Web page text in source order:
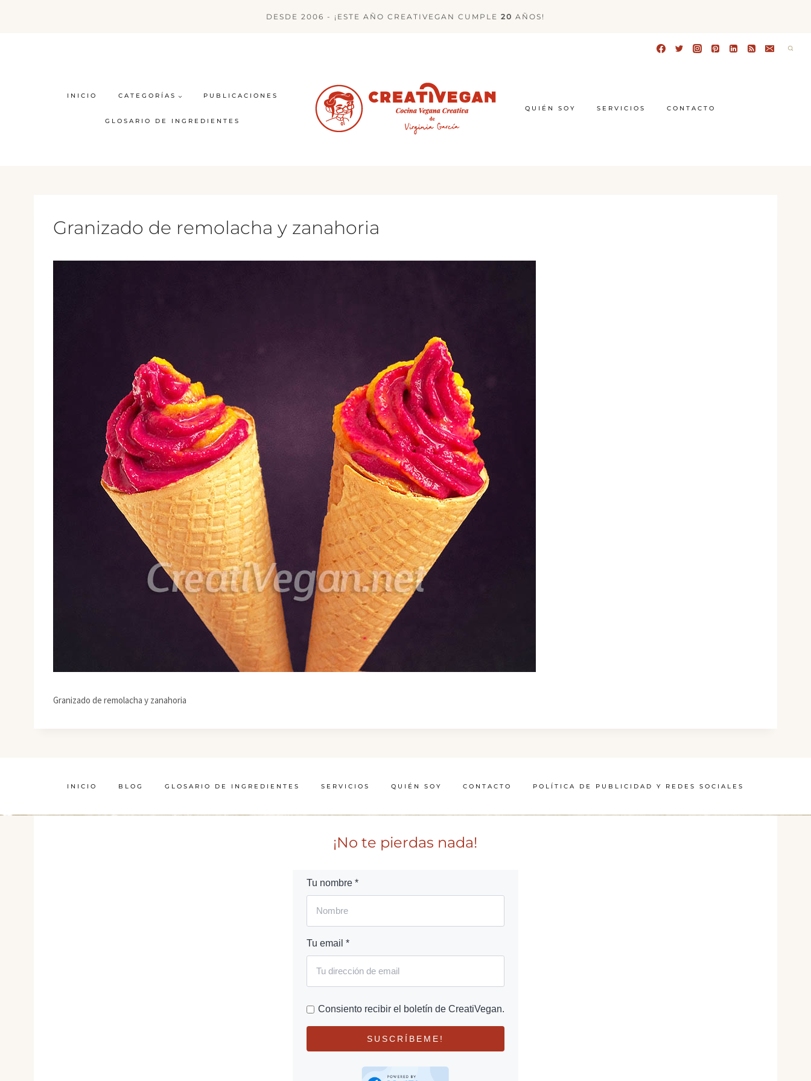
DESDE 2006 - ¡ESTE AÑO CREATIVEGAN CUMPLE 20 AÑOS!
INICIO CATEGORÍAS PUBLICACIONES
GLOSARIO DE INGREDIENTES
QUIÉN SOY SERVICIOS CONTACTO
Granizado de remolacha y zanahoria
Granizado de remolacha y zanahoria
INICIO BLOG GLOSARIO DE INGREDIENTES SERVICIOS QUIÉN SOY CONTACTO POLÍTICA DE PUBLICIDAD Y REDES SOCIALES
¡No te pierdas nada!
Tu nombre *
Tu email *
Consiento recibir el boletín de CreatiVegan.
SUSCRÍBEME!